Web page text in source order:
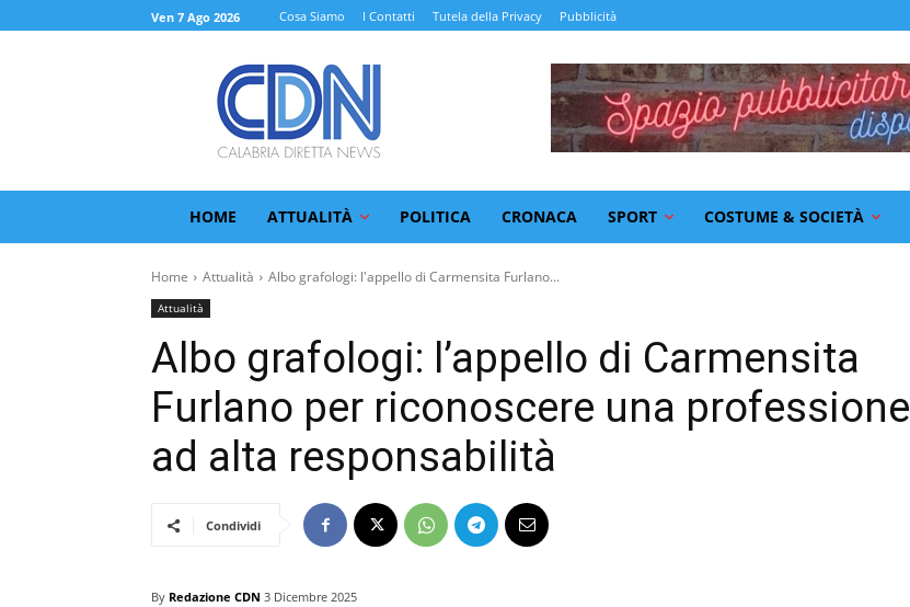
Ven 7 Ago 2026 Cosa Siamo I Contatti Tutela della Privacy Pubblicità
HOME ATTUALITÀ POLITICA CRONACA SPORT COSTUME & SOCIETÀ
Home Attualità Albo grafologi: l'appello di Carmensita Furlano...
Attualità
Albo grafologi: l’appello di Carmensita
Furlano per riconoscere una professione
ad alta responsabilità
Condividi
By Redazione CDN 3 Dicembre 2025